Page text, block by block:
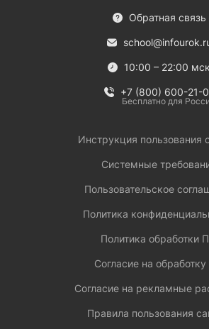
Обратная связь
10:00 – 22:00 мск
+7 (800) 600-21-
Бесплатно для
Инструкция пользования
Системные
Пользовательское
Политика
Политика обработки
Согласие на
Согласие на рекламные
Правила пользования